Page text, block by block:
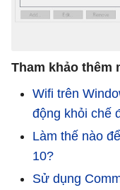
Tham khảo thêm
Wifi trên
động khỏi chế
Làm thế nào
10?
Sử dụng